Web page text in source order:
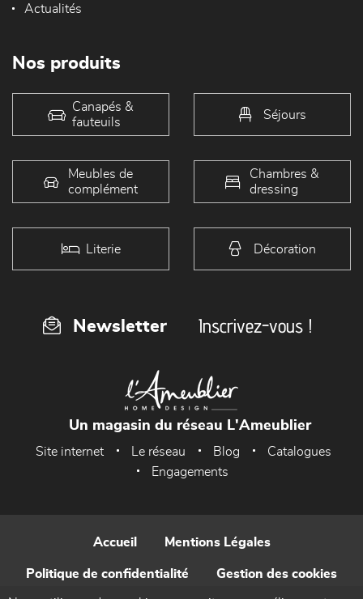
Actualités
Nos produits
Canapés &
fauteuils
Séjours
Meubles de
complément
Chambres &
dressing
Literie Décoration
Newsletter Inscrivez-vous !
Un magasin du réseau L'Ameublier
Site internet Le réseau Blog
Catalogues
Engagements
Accueil Mentions Légales
Politique de confidentialité Gestion des cookies